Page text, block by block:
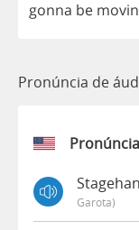
gonna be
Pronúncia de
Garota)